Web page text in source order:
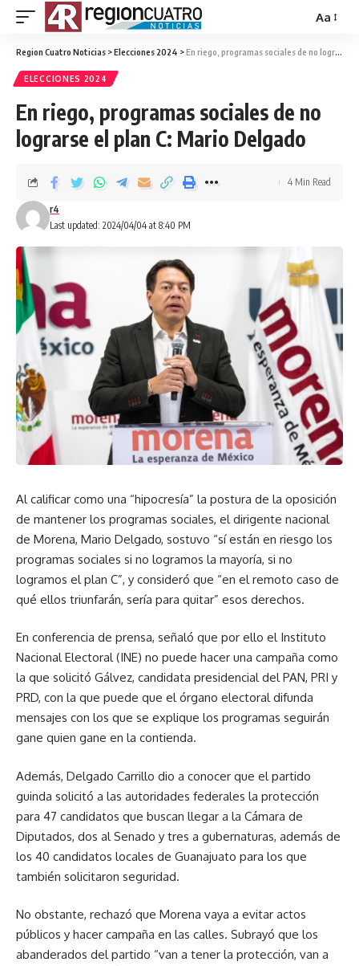
Aa
Region Cuatro Noticias >Elecciones 2024 >En riego, programas sociales de no lograrse el plan C: Mario Delgado
ELECCIONES 2024
En riego, programas sociales de no
lograrse el plan C: Mario Delgado
Last updated: 2024/04/04 at 8:40 PM
r4
4 Min Read
Al calificar como una “hipocresía” la postura de la oposición
de mantener los programas sociales, el dirigente nacional
de Morena, Mario Delgado, sostuvo “sí están en riesgo los
programas sociales si no logramos la mayoría, si no
logramos el plan C”, y consideró que “en el remoto caso de
qué ellos triunfarán, sería para quitar” esos derechos.
En conferencia de prensa, señaló que por ello el Instituto
Nacional Electoral (INE) no puede hacer una campaña como
la que solicitó Gálvez, candidata presidencial del PAN, PRI y
PRD, con la que puede que el órgano electoral difunda
mensajes con los que se explique los programas seguirán
gane quien gane en la contienda.
Además, Delgado Carrillo dio a conocer que el partido
guinda solicitó a las autoridades federales la protección
para 47 candidatos que buscan llegar a la Cámara de
Diputados, dos al Senado y tres a gubernaturas, además de
los 40 candidatos locales de Guanajuato para los que
también solicitaron seguridad.
No obstante, rechazó que Morena vaya a evitar actos
públicos y hacer campaña en las calles. Subrayó que los
abanderados del partido “van a tener la protección, van a